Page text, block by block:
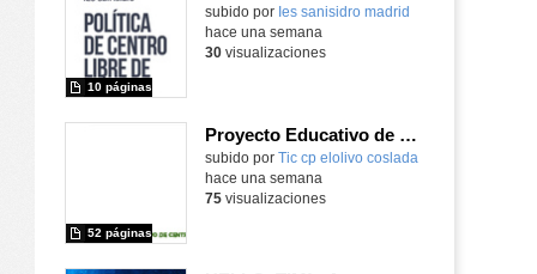
subido por Ies sanisidro madrid
10 páginas
hace una semana
30visualizaciones
Proyecto Educativo de Centro actualizado 2026
subido por Tic cp elolivo coslada
52 páginas
hace una semana
75visualizaciones